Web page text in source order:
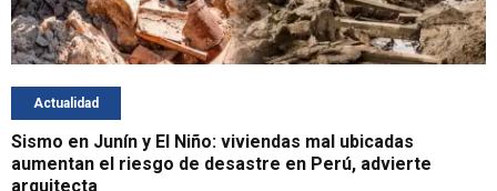
Actualidad
Sismo en Junín y El Niño: viviendas mal ubicadas
aumentan el riesgo de desastre en Perú, advierte
arquitecta